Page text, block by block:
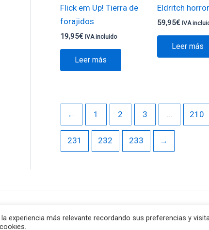
Flick em Up! Tierra de
forajidos
19,95€ IVA incluido
Leer más
Eldritch horror
59,95€ IVA
Leer más
← 1 2 3 210
231 232 233 →
los derechos © 2026 Va de Jocs | Funciona gracias a
experiencia más relevante recordando sus preferencias y